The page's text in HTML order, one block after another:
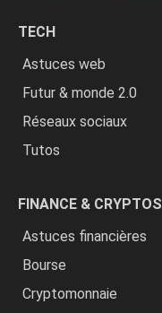
TECH
Astuces web
Futur & monde 2.0
Réseaux sociaux
Tutos
FINANCE & CRYPTOS
Astuces financières
Bourse
Cryptomonnaie